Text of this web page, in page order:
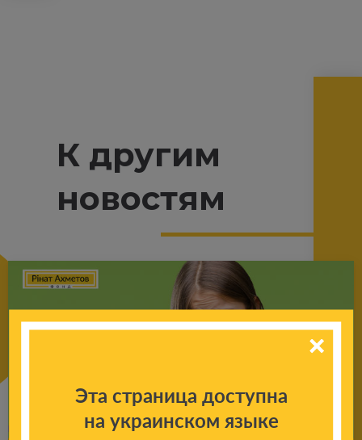
К другим
новостям
Эта страница доступна
на украинском языке